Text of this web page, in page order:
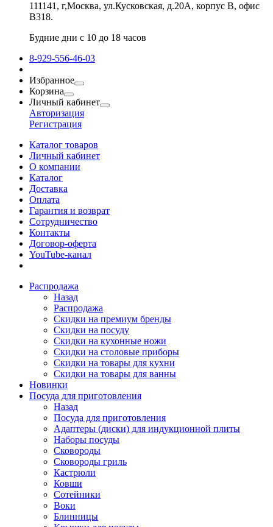
111141, г,Москва, ул.Кусковская, д.20А, корпус В, офис
В318.
Будние дни с 10 до 18 часов
8-929-556-46-03
Избранное
Корзина
Личный кабинет
Авторизация
Регистрация
Каталог товаров
Личный кабинет
О компании
Каталог
Доставка
Оплата
Гарантия и возврат
Сотрудничество
Контакты
Договор-оферта
YouTube-канал
Распродажа
Назад
Распродажа
Скидки на премиум бренды
Скидки на посуду
Скидки на кухонные ножи
Скидки на столовые приборы
Скидки на товары для кухни
Скидки на товары для ванны
Новинки
Посуда для приготовления
Назад
Посуда для приготовления
Адаптеры (диски) для индукционной плиты
Наборы посуды
Сковороды
Сковороды гриль
Кастрюли
Ковши
Сотейники
Воки
Блинницы